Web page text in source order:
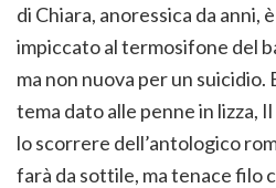
di Chiara, anoressica da anni,
impiccato al termosifone del
ma non nuova per un suicidio.
tema dato alle penne in lizza,
lo scorrere dell’antologico
farà da sottile, ma tenace filo